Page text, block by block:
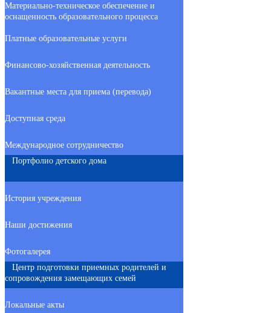
Материально-техническое обеспечение и
оснащенность образовательного процесса
Платные образовательные услуги
Финансово-хозяйственная деятельность
Вакантные места для приема (перевода)
Доступная среда
Международное сотрудничество
Портфолио детского дома
История учреждения
Наши достижения
Фотогалерея
Центр подготовки приемных родителей и
сопровождения замещающих семей
Локальные акты